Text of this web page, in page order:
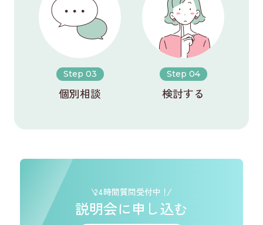
Step 03
個別相談
Step 04
検討する
24時間質問受付中！
説明会に申し込む